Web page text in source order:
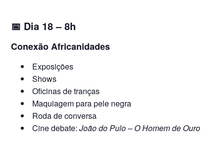
📅 Dia 18 – 8h
Conexão Africanidades
Exposições
Shows
Oficinas de tranças
Maquiagem para pele negra
Roda de conversa
Cine debate:João do Pulo – O Homem de Ouro